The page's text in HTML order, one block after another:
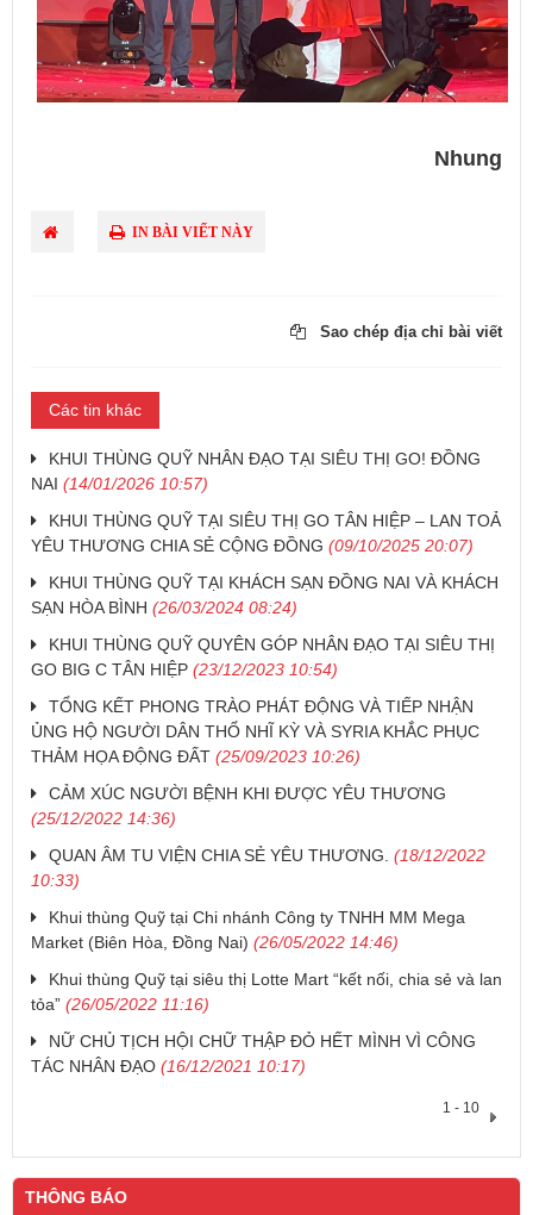
Nhung
IN BÀI VIẾT NÀY
Sao chép địa chỉ bài viết
Các tin khác
KHUI THÙNG QUỸ NHÂN ĐẠO TẠI SIÊU THỊ GO! ĐỒNG
NAI (14/01/2026 10:57)
KHUI THÙNG QUỸ TẠI SIÊU THỊ GO TÂN HIỆP – LAN TOẢ
YÊU THƯƠNG CHIA SẺ CỘNG ĐỒNG (09/10/2025 20:07)
​KHUI THÙNG QUỸ TẠI KHÁCH SẠN ĐỒNG NAI VÀ KHÁCH
SẠN HÒA BÌNH (26/03/2024 08:24)
KHUI THÙNG QUỸ QUYÊN GÓP NHÂN ĐẠO TẠI SIÊU THỊ
GO BIG C TÂN HIỆP (23/12/2023 10:54)
​TỔNG KẾT PHONG TRÀO PHÁT ĐỘNG VÀ TIẾP NHẬN
ỦNG HỘ NGƯỜI DÂN THỔ NHĨ KỲ VÀ SYRIA KHẮC PHỤC
THẢM HỌA ĐỘNG ĐẤT (25/09/2023 10:26)
CẢM XÚC NGƯỜI BỆNH KHI ĐƯỢC YÊU THƯƠNG
(25/12/2022 14:36)
​QUAN ÂM TU VIỆN CHIA SẺ YÊU THƯƠNG. (18/12/2022
10:33)
​Khui thùng Quỹ tại Chi nhánh Công ty TNHH MM Mega
Market (Biên Hòa, Đồng Nai) (26/05/2022 14:46)
​Khui thùng Quỹ tại siêu thị Lotte Mart “kết nối, chia sẻ và lan
tỏa” (26/05/2022 11:16)
​NỮ CHỦ TỊCH HỘI CHỮ THẬP ĐỎ HẾT MÌNH VÌ CÔNG
TÁC NHÂN ĐẠO (16/12/2021 10:17)
1 - 10
THÔNG BÁO